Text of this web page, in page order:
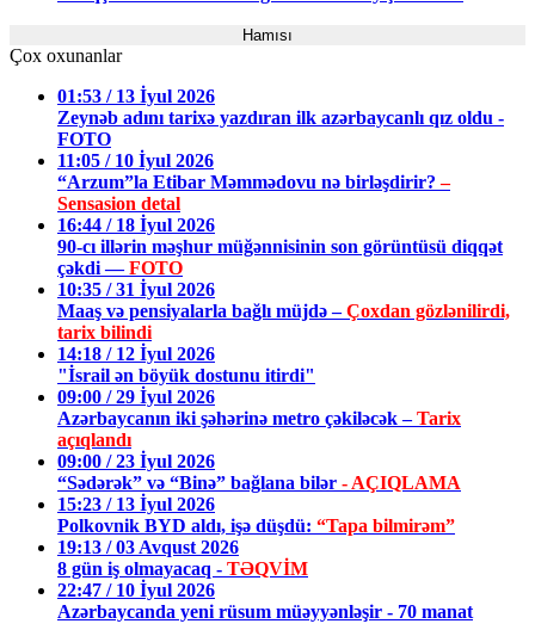
Hamısı
Çox oxunanlar
01:53 / 13 İyul 2026
Zeynəb adını tarixə yazdıran ilk azərbaycanlı qız oldu -
FOTO
11:05 / 10 İyul 2026
“Arzum”la Etibar Məmmədovu nə birləşdirir?–
Sensasion detal
16:44 / 18 İyul 2026
90-cı illərin məşhur müğənnisinin son görüntüsü diqqət
çəkdi —FOTO
10:35 / 31 İyul 2026
Maaş və pensiyalarla bağlı müjdə –Çoxdan gözlənilirdi,
tarix bilindi
14:18 / 12 İyul 2026
"İsrail ən böyük dostunu itirdi"
09:00 / 29 İyul 2026
Azərbaycanın iki şəhərinə metro çəkiləcək –Tarix
açıqlandı
09:00 / 23 İyul 2026
“Sədərək” və “Binə” bağlana bilər - AÇIQLAMA
15:23 / 13 İyul 2026
Polkovnik BYD aldı, işə düşdü: “Tapa bilmirəm”
19:13 / 03 Avqust 2026
8 gün iş olmayacaq - TƏQVİM
22:47 / 10 İyul 2026
Azərbaycanda yeni rüsum müəyyənləşir - 70 manat